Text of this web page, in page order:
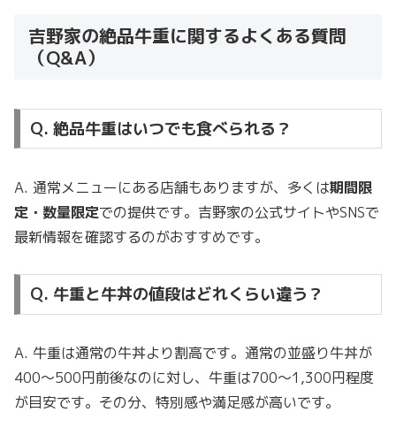
吉野家の絶品牛重に関するよくある質問
（Q&A）
Q. 絶品牛重はいつでも食べられる？
A. 通常メニューにある店舗もありますが、多くは期間限
定・数量限定での提供です。吉野家の公式サイトやSNSで
最新情報を確認するのがおすすめです。
Q. 牛重と牛丼の値段はどれくらい違う？
A. 牛重は通常の牛丼より割高です。通常の並盛り牛丼が
400〜500円前後なのに対し、牛重は700〜1,300円程度
が目安です。その分、特別感や満足感が高いです。